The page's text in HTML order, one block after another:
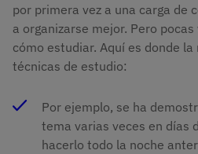
por primera vez a una carga de
a organizarse mejor. Pero
cómo estudiar. Aquí es donde
técnicas de estudio:
Por ejemplo, se ha
tema varias veces en días
hacerlo todo la noche